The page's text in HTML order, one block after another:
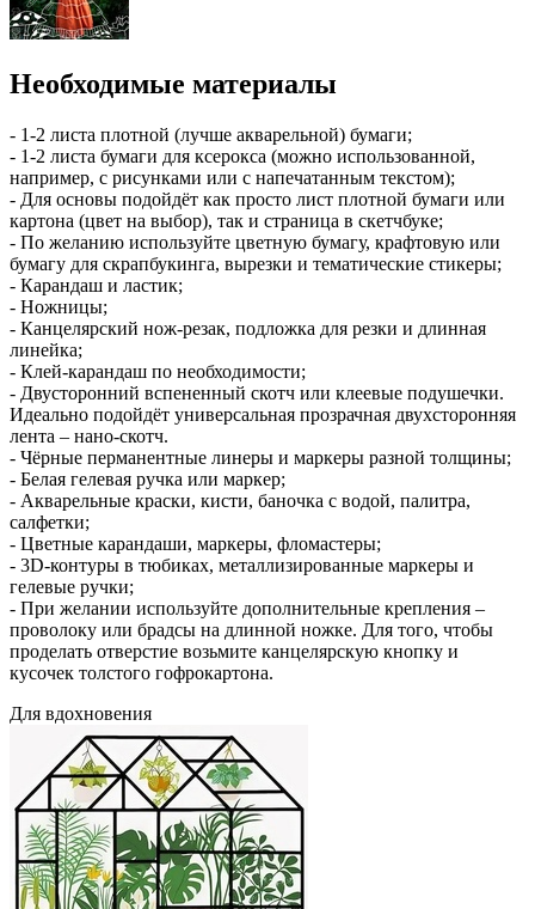
Необходимые материалы
- 1-2 листа плотной (лучше акварельной) бумаги;
- 1-2 листа бумаги для ксерокса (можно использованной,
например, с рисунками или с напечатанным текстом);
- Для основы подойдёт как просто лист плотной бумаги или
картона (цвет на выбор), так и страница в скетчбуке;
- По желанию используйте цветную бумагу, крафтовую или
бумагу для скрапбукинга, вырезки и тематические стикеры;
- Карандаш и ластик;
- Ножницы;
- Канцелярский нож-резак, подложка для резки и длинная
линейка;
- Клей-карандаш по необходимости;
- Двусторонний вспененный скотч или клеевые подушечки.
Идеально подойдёт универсальная прозрачная двухсторонняя
лента – нано-скотч.
- Чёрные перманентные линеры и маркеры разной толщины;
- Белая гелевая ручка или маркер;
- Акварельные краски, кисти, баночка с водой, палитра,
салфетки;
- Цветные карандаши, маркеры, фломастеры;
- 3D-контуры в тюбиках, металлизированные маркеры и
гелевые ручки;
- При желании используйте дополнительные крепления –
проволоку или брадсы на длинной ножке. Для того, чтобы
проделать отверстие возьмите канцелярскую кнопку и
кусочек толстого гофрокартона.
Для вдохновения